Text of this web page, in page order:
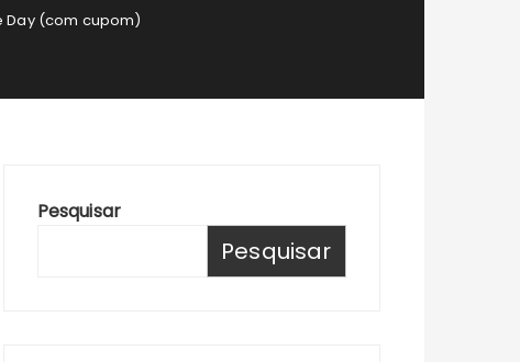
Day (com cupom)
Pesquisar
Pesquisar